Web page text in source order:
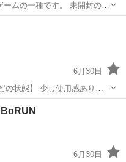
ームの一種です。 未開封のた
TAKARA TOMY」前身の
6月30日
まだ使えます！ 遊びながら
さ目安、鉛筆形で女性の親
MABoRUN
6月30日